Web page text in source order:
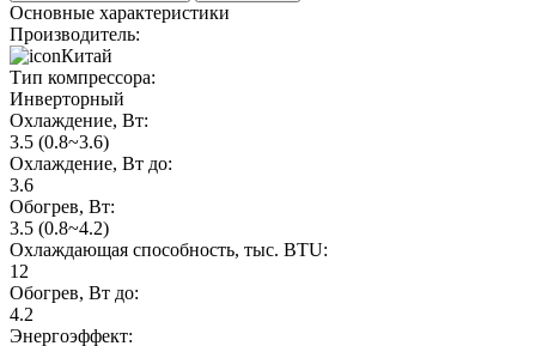
Основные характеристики
Производитель:
Китай
Тип компрессора:
Инверторный
Охлаждение, Вт:
3.5 (0.8~3.6)
Охлаждение, Вт до:
3.6
Обогрев, Вт:
3.5 (0.8~4.2)
Охлаждающая способность, тыс. BTU:
12
Обогрев, Вт до:
4.2
Энергоэффект: